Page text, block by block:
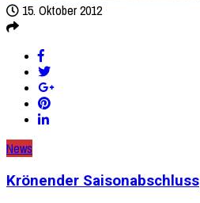
15. Oktober 2012
News
Krönender Saisonabschluss